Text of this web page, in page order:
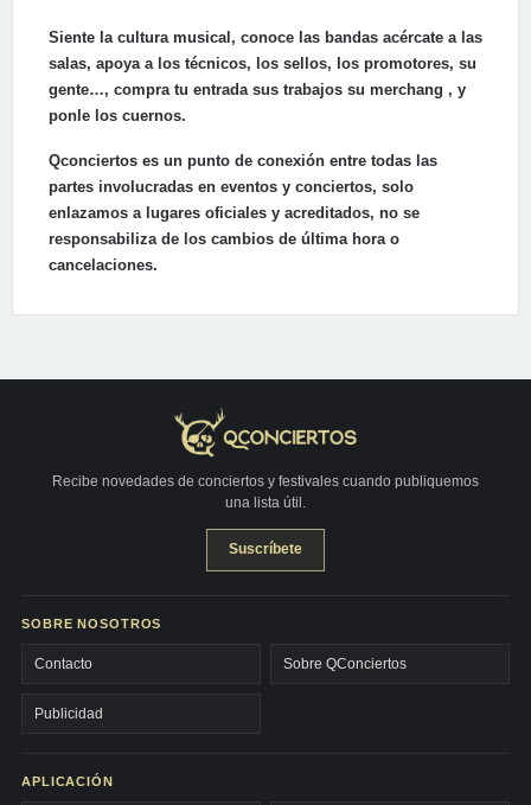
Siente la cultura musical, conoce las bandas acércate a las
salas, apoya a los técnicos, los sellos, los promotores, su
gente…, compra tu entrada sus trabajos su merchang , y
ponle los cuernos.
Qconciertos es un punto de conexión entre todas las
partes involucradas en eventos y conciertos, solo
enlazamos a lugares oficiales y acreditados, no se
responsabiliza de los cambios de última hora o
cancelaciones.
Recibe novedades de conciertos y festivales cuando publiquemos
una lista útil.
Suscríbete
SOBRE NOSOTROS
Contacto Sobre QConciertos
Publicidad
APLICACIÓN